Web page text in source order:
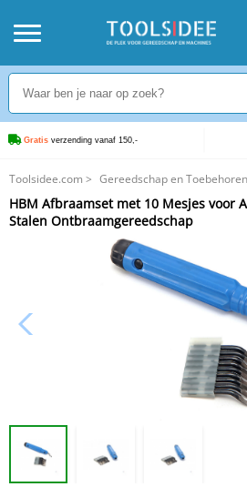
Gratis verzending vanaf 150,-
Toolsidee.com > Gereedschap en Toebehoren
HBM Afbraamset met 10 Mesjes voor
Ontbraamgereedschap
HBM Afbraamset met 10 Mesjes voor
Stalen Ontbraamgereedschap